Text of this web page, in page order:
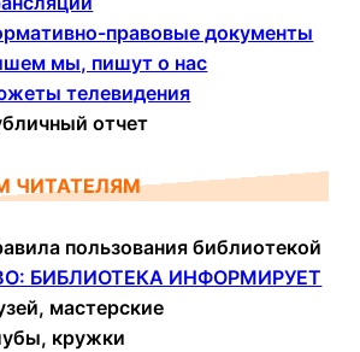
правовые документы
мы, пишут о нас
телевидения
отчет
ЧИТАТЕЛЯМ
пользования библиотекой
БИБЛИОТЕКА ИНФОРМИРУЕТ
мастерские
кружки